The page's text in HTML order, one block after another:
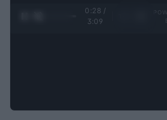
0:29 /
3:09